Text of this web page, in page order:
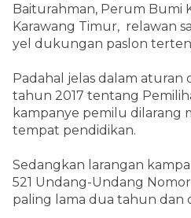
Baiturahman, Perum Bumi
Karawang Timur, relawan
yel dukungan paslon
Padahal jelas dalam
tahun 2017 tentang
kampanye pemilu dilarang
tempat pendidikan.
Sedangkan larangan
521 Undang-Undang
paling lama dua tahun dan